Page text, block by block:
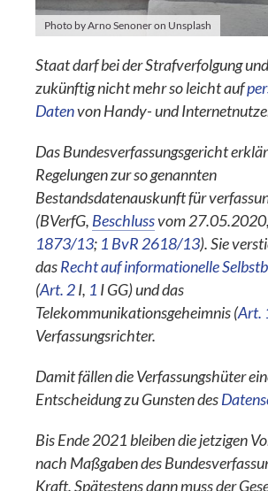
Photo by Arno Senoner on Unsplash
Staat darf bei der Strafverfolgung
zukünftig nicht mehr so leicht auf
Datenvon Handy- und
Das Bundesverfassungsgericht
Regelungen zur so genannten
Bestandsdatenauskunft für
(BVerfG, Beschlussvom
1873/13; 1 BvR 2618/13). Sie
dasRecht auf informationelle
(Art. 2I, 1 I GG) und das
Telekommunikationsgeheimnis (Art.
Verfassungsrichter.
Damit fällen die Verfassungshüter
Entscheidung zu Gunsten des
Bis Ende 2021 bleiben die jetzigen
nach Maßgaben des
Kraft. Spätestens dann muss der